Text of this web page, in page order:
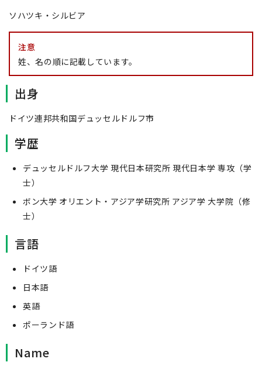
ソハツキ・シルビア
注意
姓、名の順に記載しています。
出身
ドイツ連邦共和国デュッセルドルフ市
学歴
デュッセルドルフ大学 現代日本研究所 現代日本学 専攻（学
士）
ボン大学 オリエント・アジア学研究所 アジア学 大学院（修
士）
言語
ドイツ語
日本語
英語
ポーランド語
Name